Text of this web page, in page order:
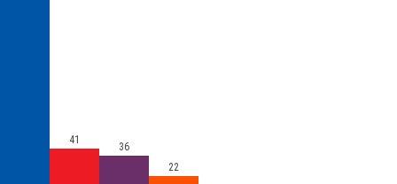
41
36
22